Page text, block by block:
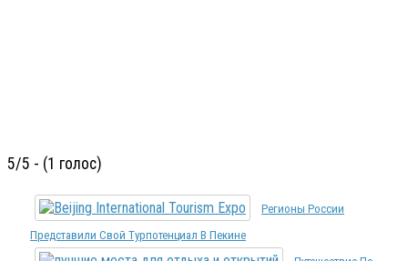
5/5 - (1 голос)
Регионы России
Представили Свой Турпотенциал В Пекине